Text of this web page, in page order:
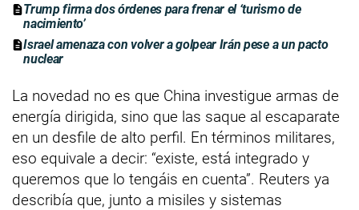
Trump firma dos órdenes para frenar el ‘turismo de
nacimiento’
Israel amenaza con volver a golpear Irán pese a un pacto
nuclear
La novedad no es que China investigue armas de
energía dirigida, sino que las saque al escaparate
en un desfile de alto perfil. En términos militares,
eso equivale a decir: “existe, está integrado y
queremos que lo tengáis en cuenta”. Reuters ya
describía que, junto a misiles y sistemas